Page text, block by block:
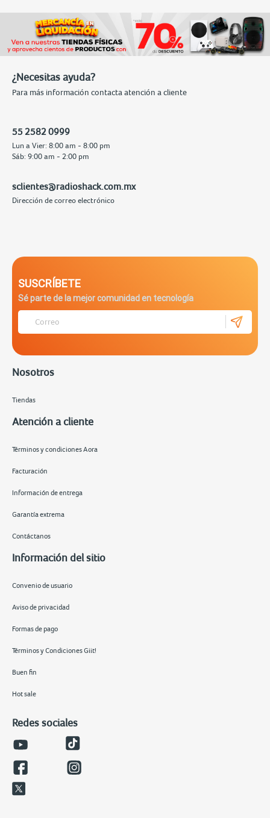
¿Necesitas ayuda?
Para más información contacta atención a cliente
55 2582 0999
Lun a Vier: 8:00 am - 8:00 pm
Sáb: 9:00 am - 2:00 pm
sclientes@radioshack.com.mx
Dirección de correo electrónico
SUSCRÍBETE
Sé parte de la mejor comunidad en tecnología
Nosotros
Tiendas
Atención a cliente
Términos y condiciones Aora
Facturación
Información de entrega
Garantía extrema
Contáctanos
Información del sitio
Convenio de usuario
Aviso de privacidad
Formas de pago
Términos y Condiciones Giit!
Buen fin
Hot sale
Redes sociales